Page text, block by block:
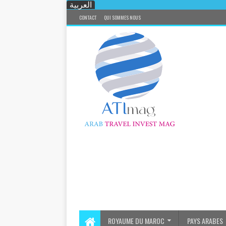
العربية
CONTACT QUI SOMMES NOUS
ROYAUME DU MAROC PAYS ARABES